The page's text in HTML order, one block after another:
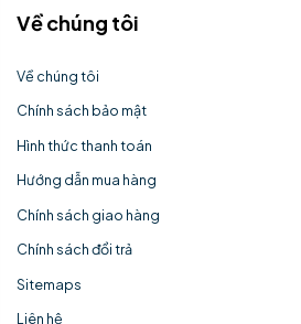
Về chúng tôi
Về chúng tôi
Chính sách bảo mật
Hình thức thanh toán
Hướng dẫn mua hàng
Chính sách giao hàng
Chính sách đổi trả
Sitemaps
Liên hệ